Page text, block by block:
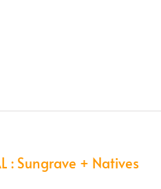
: Sungrave + Natives